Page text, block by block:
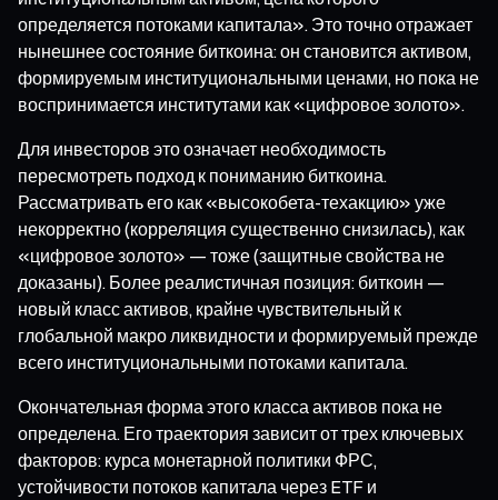
определяется потоками капитала». Это точно отражает
нынешнее состояние биткоина: он становится активом,
формируемым институциональными ценами, но пока не
воспринимается институтами как «цифровое золото».
Для инвесторов это означает необходимость
пересмотреть подход к пониманию биткоина.
Рассматривать его как «высокобета-техакцию» уже
некорректно (корреляция существенно снизилась), как
«цифровое золото» — тоже (защитные свойства не
доказаны). Более реалистичная позиция: биткоин —
новый класс активов, крайне чувствительный к
глобальной макро ликвидности и формируемый прежде
всего институциональными потоками капитала.
Окончательная форма этого класса активов пока не
определена. Его траектория зависит от трех ключевых
факторов: курса монетарной политики ФРС,
устойчивости потоков капитала через ETF и